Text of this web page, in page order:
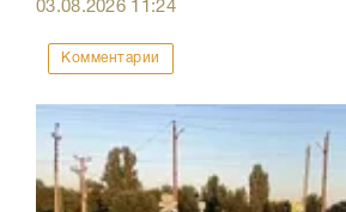
03.08.2026 11:24
Комментарии